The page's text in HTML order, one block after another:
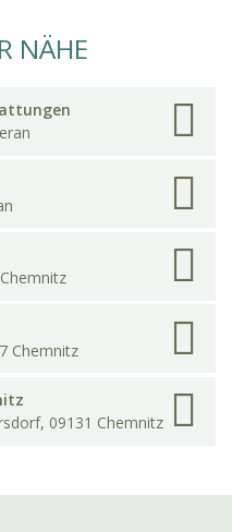
NÄHE
Chemnitz
09131 Chemnitz